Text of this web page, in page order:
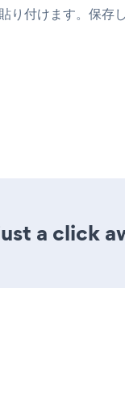
付けます。保存
a click